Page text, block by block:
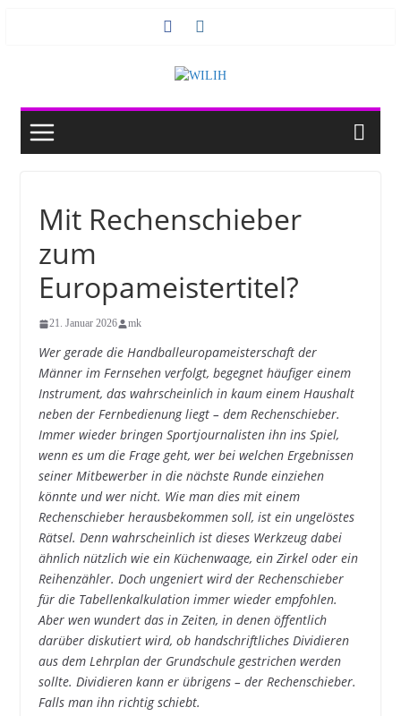
Mit Rechenschieber
zum
Europameistertitel?
21. Januar 2026 mk
Wer gerade die Handballeuropameisterschaft der
Männer im Fernsehen verfolgt, begegnet häufiger einem
Instrument, das wahrscheinlich in kaum einem Haushalt
neben der Fernbedienung liegt – dem Rechenschieber.
Immer wieder bringen Sportjournalisten ihn ins Spiel,
wenn es um die Frage geht, wer bei welchen Ergebnissen
seiner Mitbewerber in die nächste Runde einziehen
könnte und wer nicht. Wie man dies mit einem
Rechenschieber herausbekommen soll, ist ein ungelöstes
Rätsel. Denn wahrscheinlich ist dieses Werkzeug dabei
ähnlich nützlich wie ein Küchenwaage, ein Zirkel oder ein
Reihenzähler. Doch ungeniert wird der Rechenschieber
für die Tabellenkalkulation immer wieder empfohlen.
Aber wen wundert das in Zeiten, in denen öffentlich
darüber diskutiert wird, ob handschriftliches Dividieren
aus dem Lehrplan der Grundschule gestrichen werden
sollte. Dividieren kann er übrigens – der Rechenschieber.
Falls man ihn richtig schiebt.